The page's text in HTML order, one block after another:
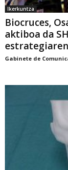
Ikerkuntza
Biocruces,
aktiboa da
Gabinete de